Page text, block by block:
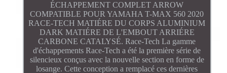
ÉCHAPPEMENT COMPLET ARROW
COMPATIBLE POUR YAMAHA T-MAX 560 2020
RACE-TECH MATIÉRE DU CORPS ALUMINIUM
DARK MATIÉRE DE L'EMBOUT ARRIÉRE
CARBONE CATALYSÉ. Race-Tech La gamme
d'échappements Race-Tech a été la première série de
silencieux conçus avec la nouvelle section en forme de
losange. Cette conception a remplacé ces dernières